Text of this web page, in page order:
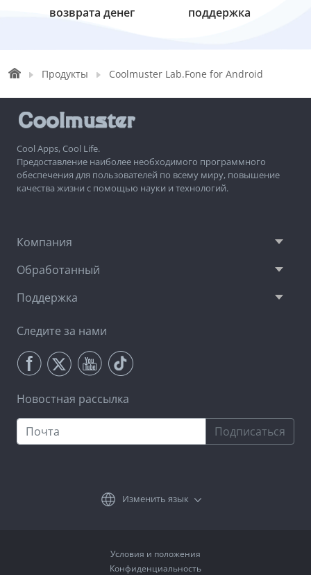
возврата денег
поддержка
Продукты Coolmuster Lab.Fone for Android
Cool Apps, Cool Life.
Предоставление наиболее необходимого программного
обеспечения для пользователей по всему миру, повышение
качества жизни с помощью науки и технологий.
Компания
Обработанный
Поддержка
Следите за нами
Новостная рассылка
Подписаться
Изменить язык
Условия и положения
Конфиденциальность